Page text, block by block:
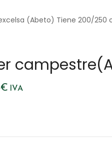
(Abeto) Tiene 200/
€ IVA